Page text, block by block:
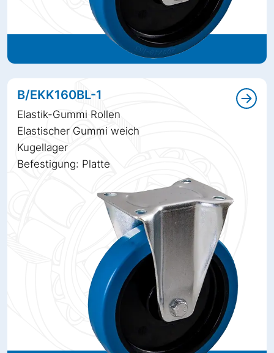
B/EKK160BL-1
Elastik-Gummi Rollen
Elastischer Gummi weich
Kugellager
Befestigung: Platte